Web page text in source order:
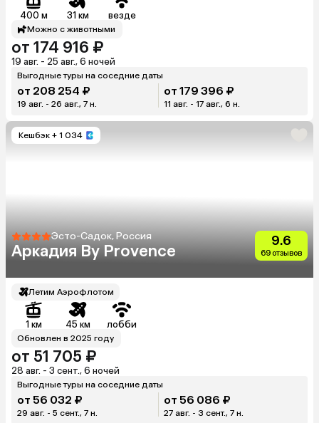
400 м 31 км везде
Можно с животными
от 174 916 ₽
19 авг. - 25 авг., 6 ночей
Выгодные туры на соседние даты
от 208 254 ₽
19 авг. - 26 авг., 7 н.
от 179 396 ₽
11 авг. - 17 авг., 6 н.
Кешбэк + 1 034
Эсто-Садок, Россия
Аркадия By Provence
9.6
69 отзывов
Летим Аэрофлотом
1 км 45 км лобби
Обновлен в 2025 году
от 51 705 ₽
28 авг. - 3 сент., 6 ночей
Выгодные туры на соседние даты
от 56 032 ₽
29 авг. - 5 сент., 7 н.
от 56 086 ₽
27 авг. - 3 сент., 7 н.